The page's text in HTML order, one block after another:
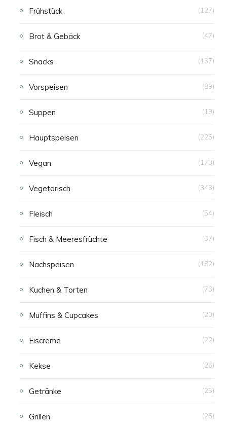
Frühstück (127)
Brot & Gebäck (47)
Snacks (137)
Vorspeisen (89)
Suppen (19)
Hauptspeisen (225)
Vegan (173)
Vegetarisch (343)
Fleisch (54)
Fisch & Meeresfrüchte (37)
Nachspeisen (182)
Kuchen & Torten (73)
Muffins & Cupcakes (20)
Eiscreme (22)
Kekse (26)
Getränke (25)
Grillen (25)